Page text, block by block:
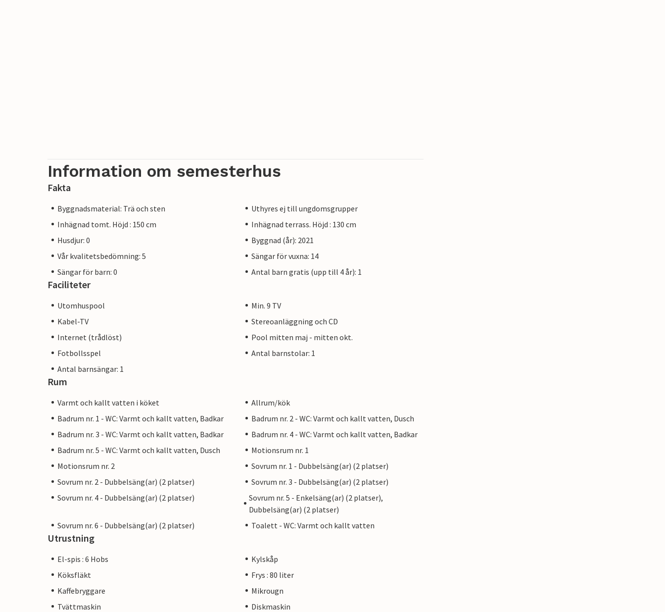
Information om semesterhus
Fakta
Byggnadsmaterial: Trä och sten
Uthyres ej till ungdomsgrupper
Inhägnad tomt. Höjd : 150 cm
Inhägnad terrass. Höjd : 130 cm
Husdjur: 0
Byggnad (år): 2021
Vår kvalitetsbedömning: 5
Sängar för vuxna: 14
Sängar för barn: 0
Antal barn gratis (upp till 4 år): 1
Faciliteter
Utomhuspool
Min. 9 TV
Kabel-TV
Stereoanläggning och CD
Internet (trådlöst)
Pool mitten maj - mitten okt.
Fotbollsspel
Antal barnstolar: 1
Antal barnsängar: 1
Rum
Varmt och kallt vatten i köket
Allrum/kök
Badrum nr. 1 - WC: Varmt och kallt vatten, Badkar
Badrum nr. 2 - WC: Varmt och kallt vatten, Dusch
Badrum nr. 3 - WC: Varmt och kallt vatten, Badkar
Badrum nr. 4 - WC: Varmt och kallt vatten, Badkar
Badrum nr. 5 - WC: Varmt och kallt vatten, Dusch
Motionsrum nr. 1
Motionsrum nr. 2
Sovrum nr. 1 - Dubbelsäng(ar) (2 platser)
Sovrum nr. 2 - Dubbelsäng(ar) (2 platser)
Sovrum nr. 3 - Dubbelsäng(ar) (2 platser)
Sovrum nr. 4 - Dubbelsäng(ar) (2 platser)
Sovrum nr. 5 - Enkelsäng(ar) (2 platser),
Dubbelsäng(ar) (2 platser)
Sovrum nr. 6 - Dubbelsäng(ar) (2 platser)
Toalett - WC: Varmt och kallt vatten
Utrustning
El-spis : 6 Hobs
Kylskåp
Köksfläkt
Frys : 80 liter
Kaffebryggare
Mikrougn
Tvättmaskin
Diskmaskin